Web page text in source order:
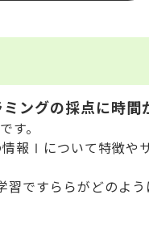
ングの採点に時間
す。
報Ⅰについて特徴や
ですららがどのよう